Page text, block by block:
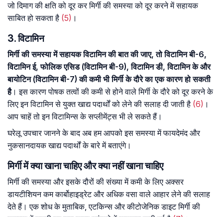
जो दिमाग की क्षति को दूर कर मिर्गी की समस्या को दूर करने में सहायक
साबित हो सकता है (5) ।
3. विटामिन
मिर्गी की समस्या में सहायक विटामिन की बात की जाए, तो विटामिन बी-6,
विटामिन ई, फोलिक एसिड (विटामिन बी-9), विटामिन डी, विटामिन के और
बायोटिन (विटामिन बी-7) की कमी भी मिर्गी के दौरे का एक कारण हो सकती
है। इस कारण पोषक तत्वों की कमी से होने वाले मिर्गी के दौरे को दूर करने के
लिए इन विटामिन से युक्त खाद्य पदार्थों को लेने की सलाह दी जाती है (6) ।
आप चाहें तो इन विटामिन्स के सप्लीमेंट्स भी ले सकते हैं।
घरेलू उपचार जानने के बाद अब हम आपको इस समस्या में फायदेमंद और
नुकसानदायक खाद्य पदार्थों के बारे में बताएंगे।
मिर्गी में क्या खाना चाहिए और क्या नहीं खाना चाहिए
मिर्गी की समस्या और इसके दौरों की संख्या में कमी के लिए अक्सर
डायटीशियन कम कार्बोहाइड्रेट और अधिक वसा वाले आहार लेने की सलाह
देते हैं। एक शोध के मुताबिक, एटकिन्स और कीटोजेनिक डाइट मिर्गी की